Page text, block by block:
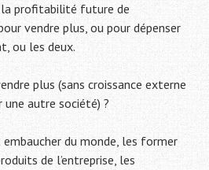
la profitabilité future de
vendre plus, ou pour dépenser
ou les deux.
plus (sans croissance externe
une autre société) ?
du monde, les former
de l’entreprise, les